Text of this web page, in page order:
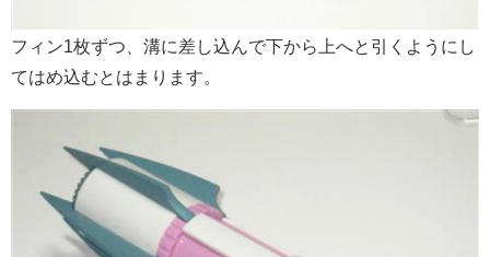
フィン1枚ずつ、溝に差し込んで下から上へと引くようにし
てはめ込むとはまります。